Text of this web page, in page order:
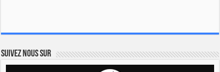
Suivez nous sur